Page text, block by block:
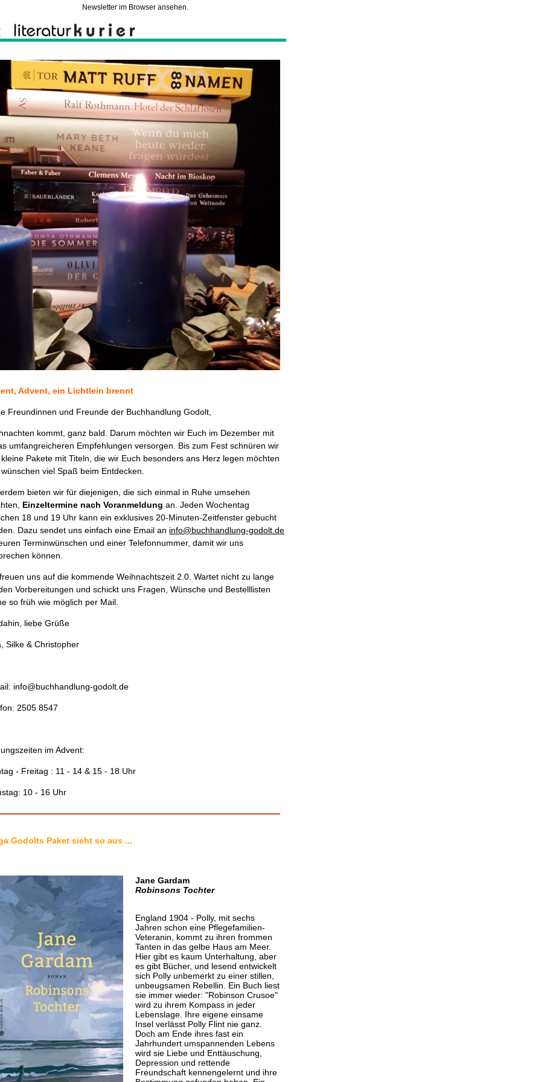
Newsletter im Browser ansehen.
Advent, ein Lichtlein brennt
Freundinnen und Freunde der Buchhandlung Godolt,
kommt, ganz bald. Darum möchten wir Euch im Dezember mit
umfangreicheren Empfehlungen versorgen. Bis zum Fest schnüren wir
Pakete mit Titeln, die wir Euch besonders ans Herz legen möchten
viel Spaß beim Entdecken.
bieten wir für diejenigen, die sich einmal in Ruhe umsehen
Einzeltermine nach Voranmeldung an. Jeden Wochentag
18 und 19 Uhr kann ein exklusives 20-Minuten-Zeitfenster gebucht
Dazu sendet uns einfach eine Email an info@buchhandlung-godolt.de
Terminwünschen und einer Telefonnummer, damit wir uns
können.
uns auf die kommende Weihnachtszeit 2.0. Wartet nicht zu lange
Vorbereitungen und schickt uns Fragen, Wünsche und Bestelllisten
so früh wie möglich per Mail.
liebe Grüße
Silke & Christopher
info@buchhandlung-godolt.de
2505 8547
im Advent:
- Freitag : 11 - 14 & 15 - 18 Uhr
10 - 16 Uhr
Godolts Paket sieht so aus ...
Jane Gardam
Robinsons Tochter
England 1904 - Polly, mit sechs
Jahren schon eine Pflegefamilien-
Veteranin, kommt zu ihren frommen
Tanten in das gelbe Haus am Meer.
Hier gibt es kaum Unterhaltung, aber
es gibt Bücher, und lesend entwickelt
sich Polly unbemerkt zu einer stillen,
unbeugsamen Rebellin. Ein Buch liest
sie immer wieder: "Robinson Crusoe"
wird zu ihrem Kompass in jeder
Lebenslage. Ihre eigene einsame
Insel verlässt Polly Flint nie ganz.
Doch am Ende ihres fast ein
Jahrhundert umspannenden Lebens
wird sie Liebe und Enttäuschung,
Depression und rettende
Freundschaft kennengelernt und ihre